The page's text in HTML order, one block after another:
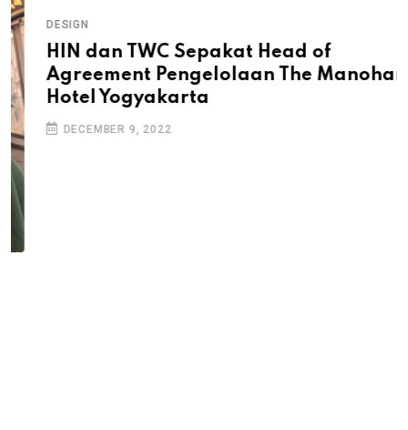
DESIGN
HIN dan TWC Sepakat Head of
Agreement Pengelolaan The Manohara
Hotel Yogyakarta
DECEMBER 9, 2022